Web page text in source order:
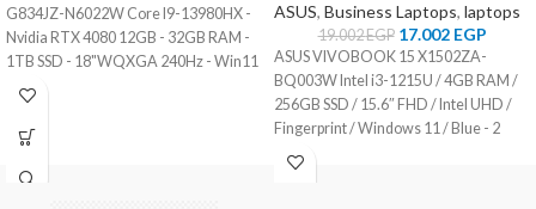
G834JZ-N6022W Core I9-13980HX -
Nvidia RTX 4080 12GB - 32GB RAM -
1TB SSD - 18"WQXGA 240Hz - Win11
ASUS, Business Laptops, laptops
19.002EGP 17.002 EGP
ASUS VIVOBOOK 15 X1502ZA-
BQ003W Intel i3-1215U / 4GB RAM /
256GB SSD / 15.6″ FHD / Intel UHD /
Fingerprint / Windows 11 / Blue - 2
Years Warranty